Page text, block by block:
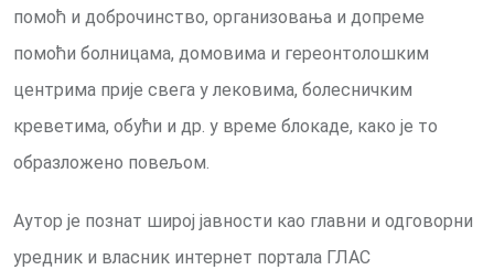
помоћ и доброчинство, организовања и допреме
помоћи болницама, домовима и гереонтолошким
центрима прије свега у лековима, болесничким
креветима, обући и др. у време блокаде, како је то
образложено повељом.
Аутор је познат широј јавности као главни и одговорни
уредник и власник интернет портала ГЛАС